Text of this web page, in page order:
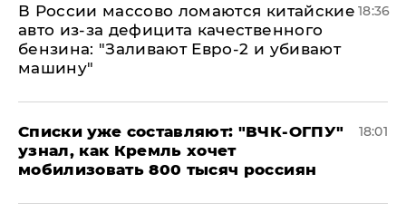
В России массово ломаются китайские
авто из-за дефицита качественного
бензина: "Заливают Евро-2 и убивают
машину"
18:36
Списки уже составляют: "ВЧК-ОГПУ"
узнал, как Кремль хочет
мобилизовать 800 тысяч россиян
18:01